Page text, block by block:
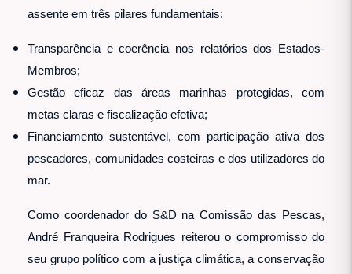
assente em três pilares fundamentais:
Transparência e coerência nos relatórios dos Estados-
Membros;
Gestão eficaz das áreas marinhas protegidas, com
metas claras e fiscalização efetiva;
Financiamento sustentável, com participação ativa dos
pescadores, comunidades costeiras e dos utilizadores do
mar.
Como coordenador do S&D na Comissão das Pescas,
André Franqueira Rodrigues reiterou o compromisso do
seu grupo político com a justiça climática, a conservação